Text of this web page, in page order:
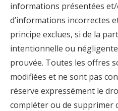
informations présentées
d’informations incorrectes
principe exclues, si de la
intentionnelle ou
prouvée. Toutes les offres
modifiées et ne sont pas
réserve expressément le
compléter ou de supprimer